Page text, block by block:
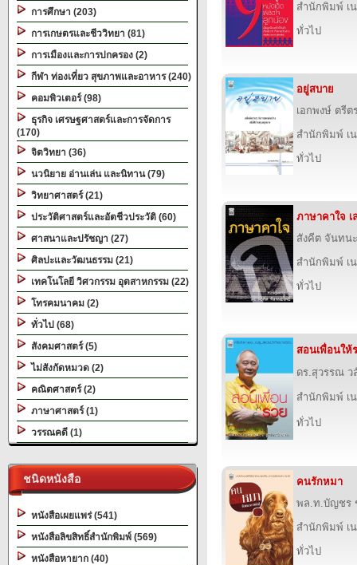
การศึกษา (203)
การเกษตรและชีววิทยา (81)
การเมืองและการปกครอง (2)
กีฬา ท่องเที่ยว สุขภาพและอาหาร (240)
คอมพิวเตอร์ (98)
ธุรกิจ เศรษฐศาสตร์และการจัดการ
(170)
จิตวิทยา (36)
นวนิยาย อ่านเล่น และนิทาน (79)
วิทยาศาสตร์ (21)
ประวัติศาสตร์และอัตชีวประวัติ (60)
ศาสนาและปรัชญา (27)
ศิลปะและวัฒนธรรม (21)
เทคโนโลยี วิศวกรรม อุตสาหกรรม (22)
โทรคมนาคม (2)
ทั่วไป (68)
สังคมศาสตร์ (5)
ไม่สังกัดหมวด (2)
คณิตศาสตร์ (2)
ภาษาศาสตร์ (1)
วรรณคดี (1)
ชนิดหนังสือ
หนังสือเผยแพร่ (541)
หนังสือลิขสิทธิ์สำนักพิมพ์ (569)
หนังสือหายาก (40)
สำนักพิมพ์ เ
ทั่วไป
อยู่สบาย
เอกพงษ์ ตรีต
สำนักพิมพ์ เ
ทั่วไป
ภาษาคาใจ เ
สังคีต จันทน
สำนักพิมพ์ เ
ทั่วไป
สอนเพื่อนให้
ดร.สุวรรณ ว
สำนักพิมพ์ เ
ทั่วไป
คนรักหมา
พล.ท.บัญชร
สำนักพิมพ์ เ
ทั่วไป